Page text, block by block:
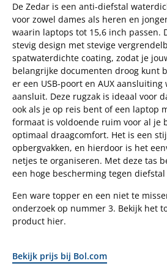
De Zedar is een anti-diefstal
voor zowel dames als heren en
waarin laptops tot 15,6 inch passen.
stevig design met stevige
spatwaterdichte coating, zodat je
belangrijke documenten droog kunt
er een USB-poort en AUX
aansluit. Deze rugzak is ideaal voor
ook als je op reis bent of een laptop
formaat is voldoende ruim voor al je
optimaal draagcomfort. Het is een
opbergvakken, en hierdoor is het
netjes te organiseren. Met deze tas
een hoge bescherming tegen diefstal
Een ware topper en een niet te
onderzoek op nummer 3. Bekijk het
product hier.
Bekijk prijs bij Bol.com